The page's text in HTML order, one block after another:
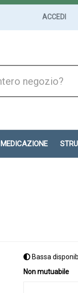
ACCEDI
Bassa
Non mutuabile